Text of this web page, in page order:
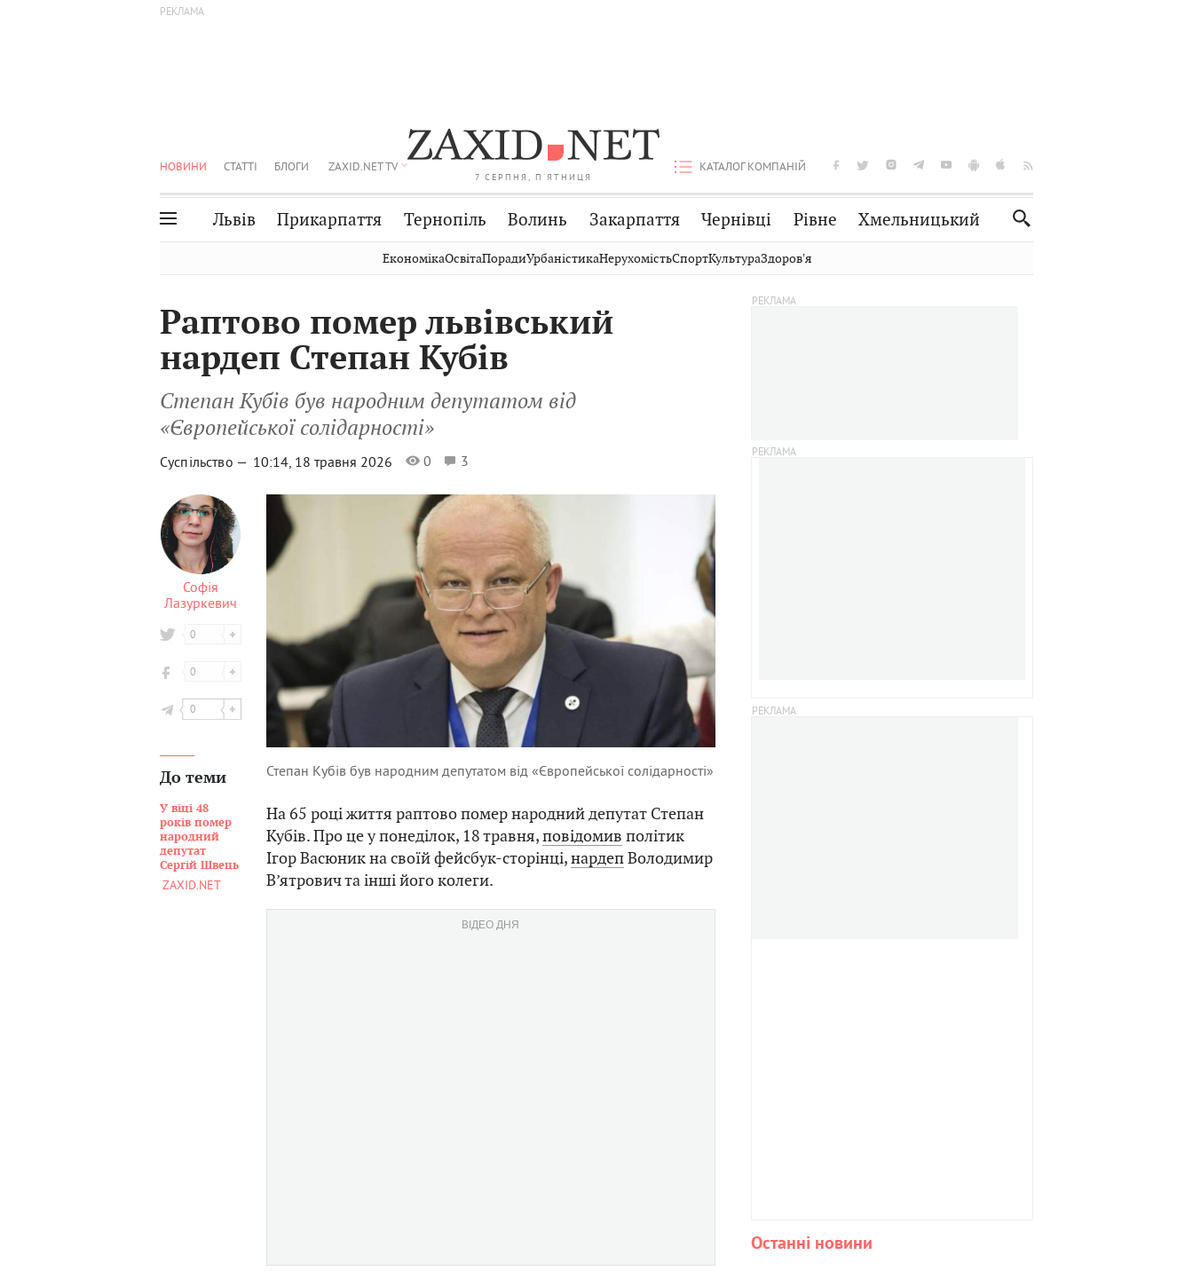
7 СЕРПНЯ, П'ЯТНИЦЯ
НОВИНИ СТАТТІ БЛОГИ ZAXID.NET TV КАТАЛОГ КОМПАНІЙ
Львів Прикарпаття Тернопіль Волинь Закарпаття Чернівці Рівне Хмельницький
Волинь
Чернівці
Шептицький
Стрий
Хмельницький
Вінниця
Публікації Авто Словко
Кіно
ЕкономікаОсвітаПорадиУрбаністикаНерухомістьСпортКультураЗдоровʼя
Раптово помер львівський
нардеп Степан Кубів
Степан Кубів був народним депутатом від
«Європейської солідарності»
Суспільство — 10:14, 18 травня 2026 0 3
Софія
Лазуркевич
0
0
0
До теми
У віці 48
років помер
народний
депутат
Сергій Швець
ZAXID.NET
Степан Кубів був народним депутатом від «Європейської солідарності»
На 65 році життя раптово помер народний депутат Степан
Кубів. Про це у понеділок, 18 травня,повідомив політик
Ігор Васюник на своїй фейсбук-сторінці,нардепВолодимир
В’ятрович та інші його колеги.
ВІДЕО ДНЯ
Останні новини